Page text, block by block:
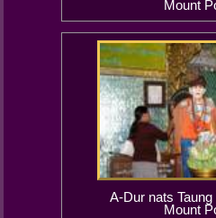
Mount
A-Dur nats
Mount